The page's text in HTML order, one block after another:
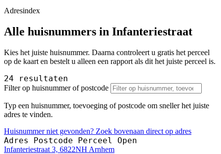
Adresindex
Alle huisnummers in Infanteriestraat
Kies het juiste huisnummer. Daarna controleert u gratis het perceel
op de kaart en bestelt u alleen een rapport als dit het juiste perceel is.
24 resultaten
Filter op huisnummer of postcode
Typ een huisnummer, toevoeging of postcode om sneller het juiste
adres te vinden.
Huisnummer niet gevonden? Zoek bovenaan direct op adres
Adres Postcode Perceel Open
Infanteriestraat 3, 6822NH Arnhem